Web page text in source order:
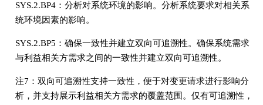
SYS.2.BP4：分析对系统环境的影响。分析系统要求对相关系
统环境因素的影响。
SYS.2.BP5：确保一致性并建立双向可追溯性。确保系统需求
与利益相关方需求之间的一致性并建立双向可追溯性。
注7：双向可追溯性支持一致性，便于对变更请求进行影响分
析，并支持展示利益相关方需求的覆盖范围。仅有可追溯性，